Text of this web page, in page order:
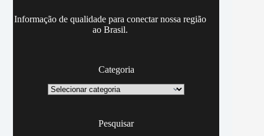
Informação de qualidade para conectar nossa região
ao Brasil.
Categoria
Categoria
Pesquisar